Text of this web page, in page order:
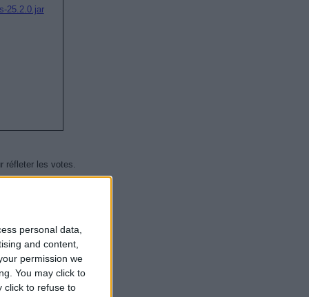
personal data,
and content,
permission we
You may click to
click to refuse to
25.2.0.jar
réfleter les votes.